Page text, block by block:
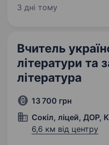
підготовку молоді та
3 дні тому
Вчитель
літератури та
література
13 700 грн
Сокіл, ліцей, ДОР,
6,6 км від центру